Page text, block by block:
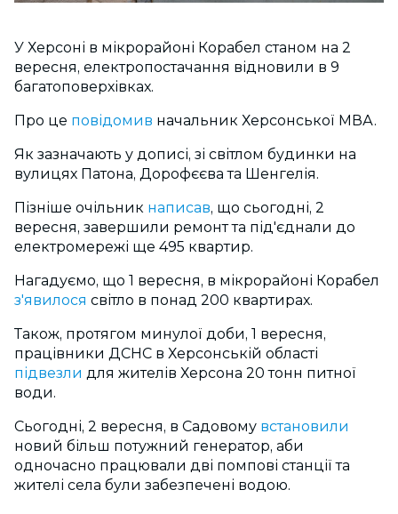
У Херсоні в мікрорайоні Корабел станом на 2
вересня, електропостачання відновили в 9
багатоповерхівках.
Про це повідомив начальник Херсонської МВА.
Як зазначають у дописі, зі світлом будинки на
вулицях Патона, Дорофєєва та Шенгелія.
Пізніше очільник написав, що сьогодні, 2
вересня, завершили ремонт та під'єднали до
електромережі ще 495 квартир.
Нагадуємо, що 1 вересня, в мікрорайоні Корабел
з'явилося світло в понад 200 квартирах.
Також, протягом минулої доби, 1 вересня,
працівники ДСНС в Херсонській області
підвезли для жителів Херсона 20 тонн питної
води.
Сьогодні, 2 вересня, в Садовому встановили
новий більш потужний генератор, аби
одночасно працювали дві помпові станції та
жителі села були забезпечені водою.